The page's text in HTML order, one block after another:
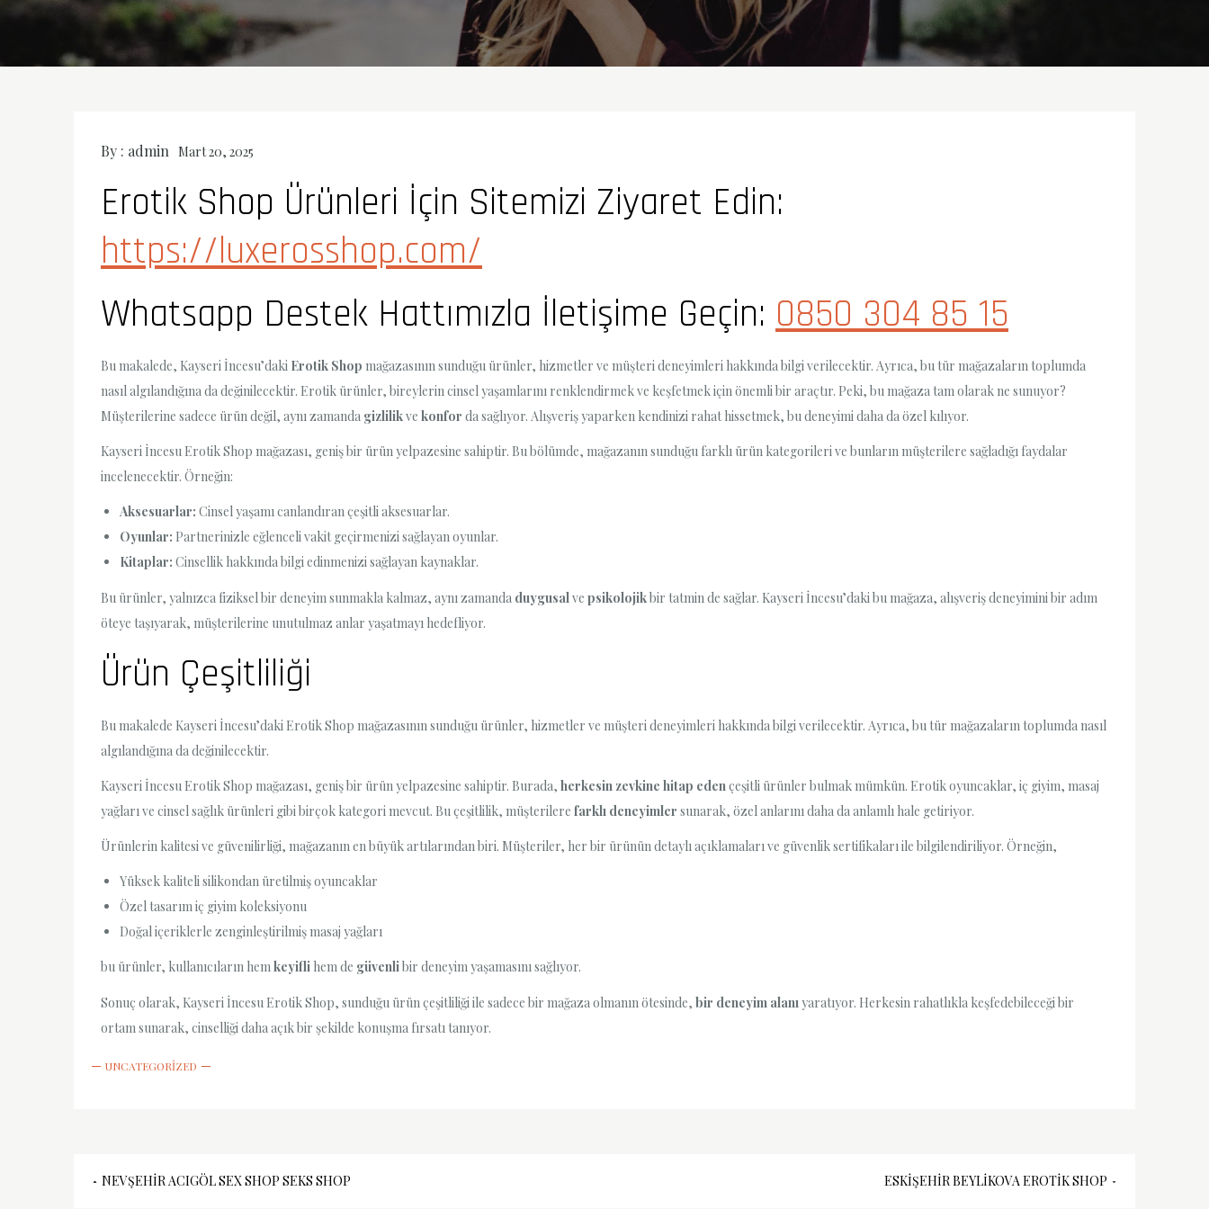
By : admin Mart 20, 2025
Erotik Shop Ürünleri İçin Sitemizi Ziyaret Edin:
https://luxerosshop.com/
Whatsapp Destek Hattımızla İletişime Geçin: 0850 304 85 15
Bu makalede, Kayseri İncesu’daki Erotik Shop mağazasının sunduğu ürünler, hizmetler ve müşteri deneyimleri hakkında bilgi verilecektir. Ayrıca, bu tür mağazaların toplumda
nasıl algılandığına da değinilecektir. Erotik ürünler, bireylerin cinsel yaşamlarını renklendirmek ve keşfetmek için önemli bir araçtır. Peki, bu mağaza tam olarak ne sunuyor?
Müşterilerine sadece ürün değil, aynı zamanda gizlilikve konfor da sağlıyor. Alışveriş yaparken kendinizi rahat hissetmek, bu deneyimi daha da özel kılıyor.
Kayseri İncesu Erotik Shop mağazası, geniş bir ürün yelpazesine sahiptir. Bu bölümde, mağazanın sunduğu farklı ürün kategorileri ve bunların müşterilere sağladığı faydalar
incelenecektir. Örneğin:
Aksesuarlar: Cinsel yaşamı canlandıran çeşitli aksesuarlar.
Oyunlar: Partnerinizle eğlenceli vakit geçirmenizi sağlayan oyunlar.
Kitaplar: Cinsellik hakkında bilgi edinmenizi sağlayan kaynaklar.
Bu ürünler, yalnızca fiziksel bir deneyim sunmakla kalmaz, aynı zamanda duygusal ve psikolojikbir tatmin de sağlar. Kayseri İncesu’daki bu mağaza, alışveriş deneyimini bir adım
öteye taşıyarak, müşterilerine unutulmaz anlar yaşatmayı hedefliyor.
Ürün Çeşitliliği
Bu makalede Kayseri İncesu’daki Erotik Shop mağazasının sunduğu ürünler, hizmetler ve müşteri deneyimleri hakkında bilgi verilecektir. Ayrıca, bu tür mağazaların toplumda nasıl
algılandığına da değinilecektir.
Kayseri İncesu Erotik Shop mağazası, geniş bir ürün yelpazesine sahiptir. Burada, herkesin zevkine hitap eden çeşitli ürünler bulmak mümkün. Erotik oyuncaklar, iç giyim, masaj
yağları ve cinsel sağlık ürünleri gibi birçok kategori mevcut. Bu çeşitlilik, müşterilere farklı deneyimler sunarak, özel anlarını daha da anlamlı hale getiriyor.
Ürünlerin kalitesi ve güvenilirliği, mağazanın en büyük artılarından biri. Müşteriler, her bir ürünün detaylı açıklamaları ve güvenlik sertifikaları ile bilgilendiriliyor. Örneğin,
Yüksek kaliteli silikondan üretilmiş oyuncaklar
Özel tasarım iç giyim koleksiyonu
Doğal içeriklerle zenginleştirilmiş masaj yağları
bu ürünler, kullanıcıların hemkeyifli hem de güvenlibir deneyim yaşamasını sağlıyor.
Sonuç olarak, Kayseri İncesu Erotik Shop, sunduğu ürün çeşitliliği ile sadece bir mağaza olmanın ötesinde, bir deneyim alanı yaratıyor. Herkesin rahatlıkla keşfedebileceği bir
ortam sunarak, cinselliği daha açık bir şekilde konuşma fırsatı tanıyor.
UNCATEGORIZED
Yazı
NEVŞEHIR ACIGÖL SEX SHOP SEKS SHOP ESKIŞEHIR BEYLIKOVA EROTIK SHOP